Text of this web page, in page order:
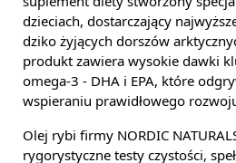
dzieciach, dostarczający
dziko żyjących dorszów
produkt zawiera wysokie dawki
omega-3 - DHA i EPA, które
wspieraniu prawidłowego
Olej rybi firmy NORDIC
rygorystyczne testy czystości,